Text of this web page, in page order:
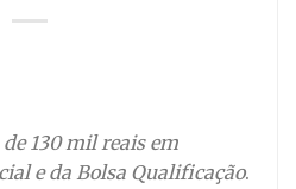
130 mil reais em
e da Bolsa Qualificação.